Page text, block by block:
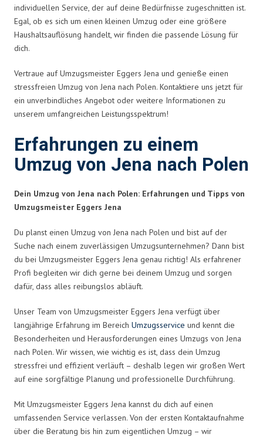
individuellen Service, der auf deine Bedürfnisse zugeschnitten ist.
Egal, ob es sich um einen kleinen Umzug oder eine größere
Haushaltsauflösung handelt, wir finden die passende Lösung für
dich.
Vertraue auf Umzugsmeister Eggers Jena und genieße einen
stressfreien Umzug von Jena nach Polen. Kontaktiere uns jetzt für
ein unverbindliches Angebot oder weitere Informationen zu
unserem umfangreichen Leistungsspektrum!
Erfahrungen zu einem
Umzug von Jena nach Polen
Dein Umzug von Jena nach Polen: Erfahrungen und Tipps von
Umzugsmeister Eggers Jena
Du planst einen Umzug von Jena nach Polen und bist auf der
Suche nach einem zuverlässigen Umzugsunternehmen? Dann bist
du bei Umzugsmeister Eggers Jena genau richtig! Als erfahrener
Profi begleiten wir dich gerne bei deinem Umzug und sorgen
dafür, dass alles reibungslos abläuft.
Unser Team von Umzugsmeister Eggers Jena verfügt über
langjährige Erfahrung im Bereich Umzugsservice und kennt die
Besonderheiten und Herausforderungen eines Umzugs von Jena
nach Polen. Wir wissen, wie wichtig es ist, dass dein Umzug
stressfrei und effizient verläuft – deshalb legen wir großen Wert
auf eine sorgfältige Planung und professionelle Durchführung.
Mit Umzugsmeister Eggers Jena kannst du dich auf einen
umfassenden Service verlassen. Von der ersten Kontaktaufnahme
über die Beratung bis hin zum eigentlichen Umzug – wir